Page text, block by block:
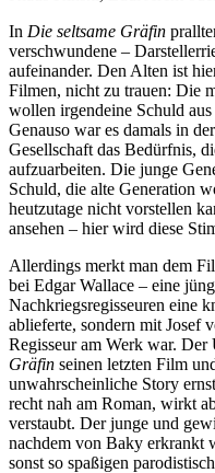
In Die seltsame Gräfin
verschwundene –
aufeinander. Den Alten ist
Filmen, nicht zu trauen: Die
wollen irgendeine Schuld
Genauso war es damals in
Gesellschaft das Bedürfnis,
aufzuarbeiten. Die junge
Schuld, die alte Generation
heutzutage nicht vorstellen
ansehen – hier wird diese
Allerdings merkt man dem
bei Edgar Wallace – eine
Nachkriegsregisseuren eine
ablieferte, sondern mit Josef
Regisseur am Werk war.
Gräfin seinen letzten Film
unwahrscheinliche Story
recht nah am Roman, wirkt
verstaubt. Der junge und
nachdem von Baky erkrankt
sonst so spaßigen